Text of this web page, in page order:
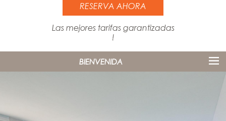
RESERVA AHORA
Las mejores tarifas garantizadas
!
BIENVENIDA